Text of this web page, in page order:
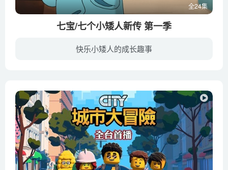
全24集
七宝/七个小矮人新传 第一季
快乐小矮人的成长趣事